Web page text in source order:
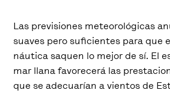
Las previsiones meteorológicas
suaves pero suficientes para que
náutica saquen lo mejor de sí. El
mar llana favorecerá las
que se adecuarían a vientos de